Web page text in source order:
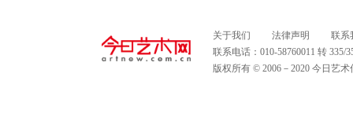
关于我们 法律声明
联系
联系电话：010-58760011 转
版权所有 © 2006－2020 今日艺